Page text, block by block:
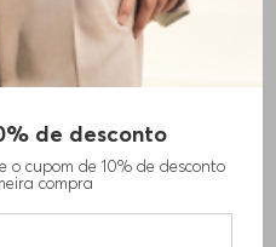
de desconto
o cupom de 10% de desconto
compra